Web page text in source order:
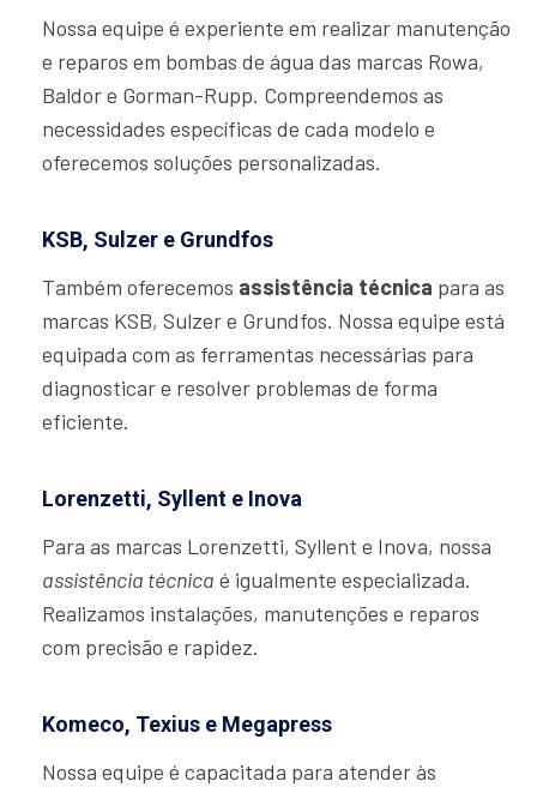
Nossa equipe é experiente em realizar manutenção
e reparos em bombas de água das marcas Rowa,
Baldor e Gorman-Rupp. Compreendemos as
necessidades específicas de cada modelo e
oferecemos soluções personalizadas.
KSB, Sulzer e Grundfos
Também oferecemos assistência técnica para as
marcas KSB, Sulzer e Grundfos. Nossa equipe está
equipada com as ferramentas necessárias para
diagnosticar e resolver problemas de forma
eficiente.
Lorenzetti, Syllent e Inova
Para as marcas Lorenzetti, Syllent e Inova, nossa
assistência técnica é igualmente especializada.
Realizamos instalações, manutenções e reparos
com precisão e rapidez.
Komeco, Texius e Megapress
Nossa equipe é capacitada para atender às